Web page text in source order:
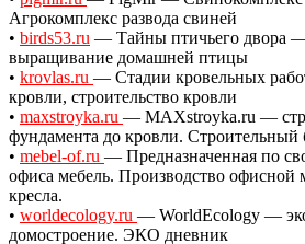
Агрокомплекс развода свиней
• birds53.ru — Тайны птичьего двора —
выращивание домашней птицы
• krovlas.ru — Стадии кровельных
кровли, строительство кровли
• maxstroyka.ru — MAXstroyka.ru —
фундамента до кровли. Строительный
• mebel-of.ru — Предназначенная по
офиса мебель. Производство офисной
кресла.
• worldecology.ru — WorldEcology —
домостроение. ЭКО дневник